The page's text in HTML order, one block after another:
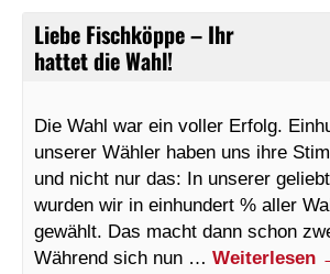
Liebe Fischköppe – Ihr
hattet die Wahl!
Die Wahl war ein voller Erfolg.
unserer Wähler haben uns ihre
und nicht nur das: In unserer
wurden wir in einhundert % aller
gewählt. Das macht dann schon
Während sich nun … Weiterlesen